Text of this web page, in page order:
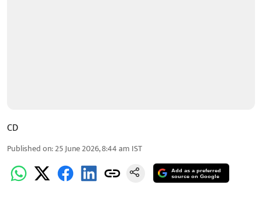
CD
Published on:25 June 2026, 8:44 am IST
Add as a preferred
source on Google